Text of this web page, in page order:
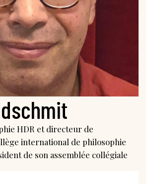
HDR et directeur de
international de philosophie
de son assemblée collégiale